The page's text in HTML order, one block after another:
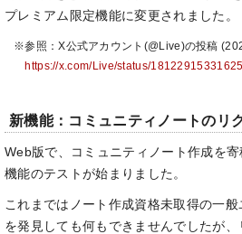
プレミアム限定機能に変更されました。
※参照：X公式アカウント(@Live)の投稿
https://x.com/Live/status/
新機能：コミュニティノートのリ
Web版で、コミュニティノート作成を
機能のテストが始まりました。
これまではノート作成資格未取得の一
を発見しても何もできませんでしたが